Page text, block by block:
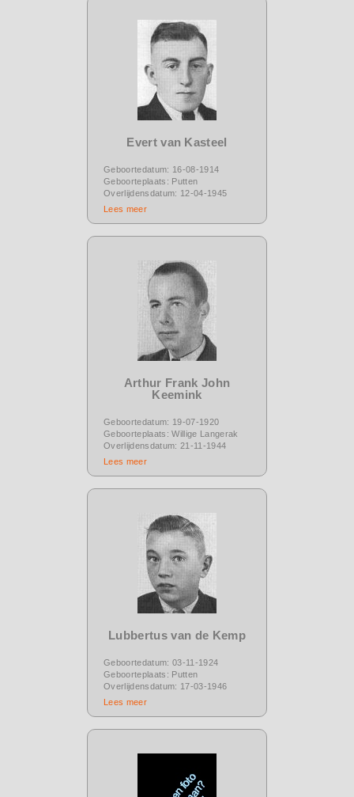
Evert van Kasteel
Geboortedatum: 16-08-1914
Geboorteplaats: Putten
Overlijdensdatum: 12-04-1945
Lees meer
Arthur Frank John
Keemink
Geboortedatum: 19-07-1920
Geboorteplaats: Willige Langerak
Overlijdensdatum: 21-11-1944
Lees meer
Lubbertus van de Kemp
Geboortedatum: 03-11-1924
Geboorteplaats: Putten
Overlijdensdatum: 17-03-1946
Lees meer